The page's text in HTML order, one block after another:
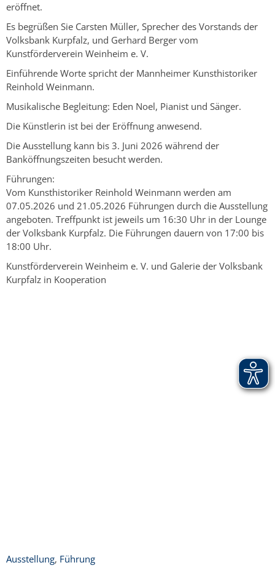
eröffnet.
Es begrüßen Sie Carsten Müller, Sprecher des Vorstands der
Volksbank Kurpfalz, und Gerhard Berger vom
Kunstförderverein Weinheim e. V.
Einführende Worte spricht der Mannheimer Kunsthistoriker
Reinhold Weinmann.
Musikalische Begleitung: Eden Noel, Pianist und Sänger.
Die Künstlerin ist bei der Eröffnung anwesend.
Die Ausstellung kann bis 3. Juni 2026 während der
Banköffnungszeiten besucht werden.
Führungen:
Vom Kunsthistoriker Reinhold Weinmann werden am
07.05.2026 und 21.05.2026 Führungen durch die Ausstellung
angeboten. Treffpunkt ist jeweils um 16:30 Uhr in der Lounge
der Volksbank Kurpfalz. Die Führungen dauern von 17:00 bis
18:00 Uhr.
Kunstförderverein Weinheim e. V. und Galerie der Volksbank
Kurpfalz in Kooperation
Ausstellung, Führung